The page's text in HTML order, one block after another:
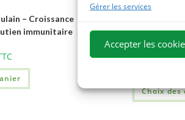
Gérer les services
Accepter les
– Croissance
immunitaire
protéines et
Choix des